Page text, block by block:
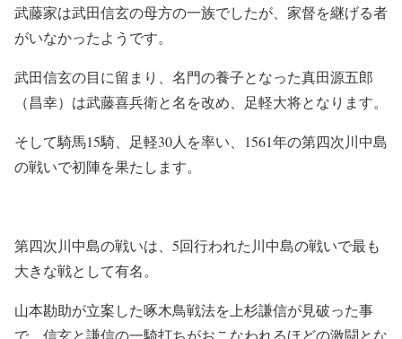
武藤家は武田信玄の母方の一族でしたが、家督を継げる者
がいなかったようです。
武田信玄の目に留まり、名門の養子となった真田源五郎
（昌幸）は武藤喜兵衛と名を改め、足軽大将となります。
そして騎馬15騎、足軽30人を率い、1561年の第四次川中島
の戦いで初陣を果たします。
第四次川中島の戦いは、5回行われた川中島の戦いで最も
大きな戦として有名。
山本勘助が立案した啄木鳥戦法を上杉謙信が見破った事
で、信玄と謙信の一騎打ちがおこなわれるほどの激闘とな